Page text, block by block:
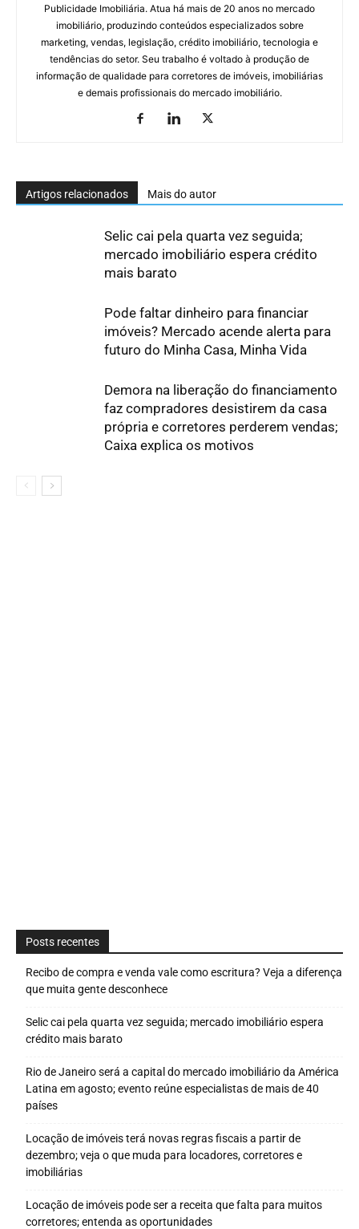
Publicidade Imobiliária. Atua há mais de 20 anos no mercado
imobiliário, produzindo conteúdos especializados sobre
marketing, vendas, legislação, crédito imobiliário, tecnologia e
tendências do setor. Seu trabalho é voltado à produção de
informação de qualidade para corretores de imóveis, imobiliárias
e demais profissionais do mercado imobiliário.
Artigos relacionados Mais do autor
Selic cai pela quarta vez seguida;
mercado imobiliário espera crédito
mais barato
Pode faltar dinheiro para financiar
imóveis? Mercado acende alerta para
futuro do Minha Casa, Minha Vida
Demora na liberação do financiamento
faz compradores desistirem da casa
própria e corretores perderem vendas;
Caixa explica os motivos
Posts recentes
Recibo de compra e venda vale como escritura? Veja a diferença
que muita gente desconhece
Selic cai pela quarta vez seguida; mercado imobiliário espera
crédito mais barato
Rio de Janeiro será a capital do mercado imobiliário da América
Latina em agosto; evento reúne especialistas de mais de 40
países
Locação de imóveis terá novas regras fiscais a partir de
dezembro; veja o que muda para locadores, corretores e
imobiliárias
Locação de imóveis pode ser a receita que falta para muitos
corretores; entenda as oportunidades